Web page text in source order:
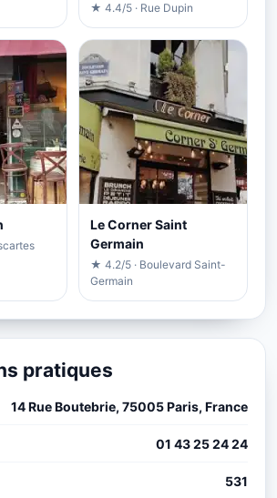
★ 4.4/5 · Rue Dupin
Le Corner Saint
Germain
★ 4.2/5 · Boulevard Saint-
Germain
pratiques
14 Rue Boutebrie, 75005 Paris, France
01 43 25 24 24
531